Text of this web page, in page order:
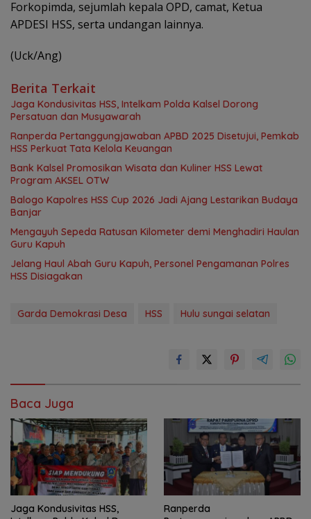
Forkopimda, sejumlah kepala OPD, camat, Ketua
APDESI HSS, serta undangan lainnya.
(Uck/Ang)
Berita Terkait
Jaga Kondusivitas HSS, Intelkam Polda Kalsel Dorong
Persatuan dan Musyawarah
Ranperda Pertanggungjawaban APBD 2025 Disetujui, Pemkab
HSS Perkuat Tata Kelola Keuangan
Bank Kalsel Promosikan Wisata dan Kuliner HSS Lewat
Program AKSEL OTW
Balogo Kapolres HSS Cup 2026 Jadi Ajang Lestarikan Budaya
Banjar
Mengayuh Sepeda Ratusan Kilometer demi Menghadiri Haulan
Guru Kapuh
Jelang Haul Abah Guru Kapuh, Personel Pengamanan Polres
HSS Disiagakan
Garda Demokrasi Desa HSS Hulu sungai selatan
Baca Juga
Jaga Kondusivitas HSS,
Ranperda